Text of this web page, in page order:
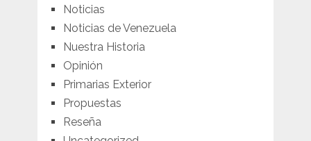
Noticias
Noticias de Venezuela
Nuestra Historia
Opinión
Primarias Exterior
Propuestas
Reseña